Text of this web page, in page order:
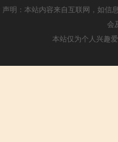
声明：本站内容来自互联网，如信
会
本站仅为个人兴趣